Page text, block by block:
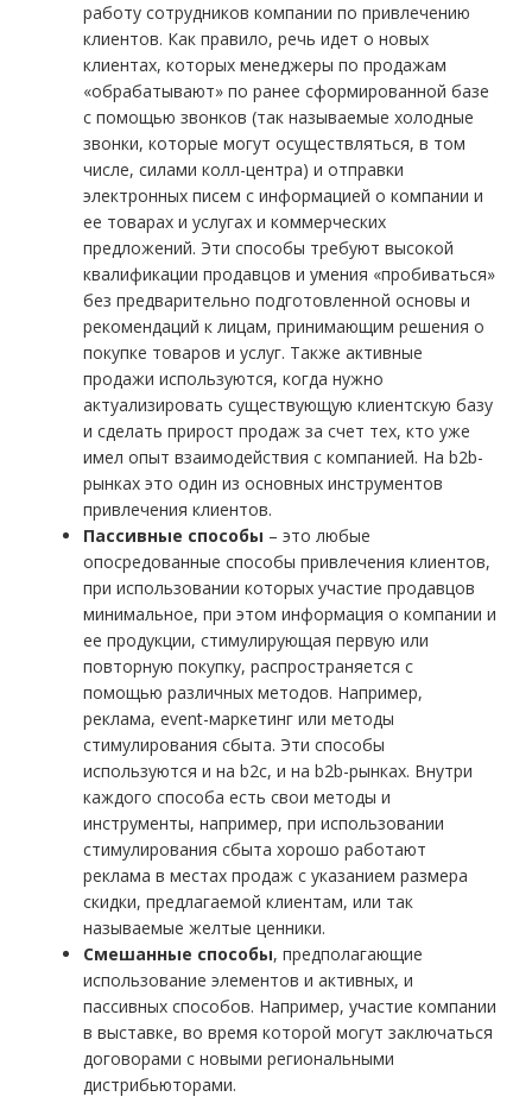
работу сотрудников компании по привлечению
клиентов. Как правило, речь идет о новых
клиентах, которых менеджеры по продажам
«обрабатывают» по ранее сформированной базе
с помощью звонков (так называемые холодные
звонки, которые могут осуществляться, в том
числе, силами колл-центра) и отправки
электронных писем с информацией о компании и
ее товарах и услугах и коммерческих
предложений. Эти способы требуют высокой
квалификации продавцов и умения «пробиваться»
без предварительно подготовленной основы и
рекомендаций к лицам, принимающим решения о
покупке товаров и услуг. Также активные
продажи используются, когда нужно
актуализировать существующую клиентскую базу
и сделать прирост продаж за счет тех, кто уже
имел опыт взаимодействия с компанией. На b2b-
рынках это один из основных инструментов
привлечения клиентов.
Пассивные способы – это любые
опосредованные способы привлечения клиентов,
при использовании которых участие продавцов
минимальное, при этом информация о компании и
ее продукции, стимулирующая первую или
повторную покупку, распространяется с
помощью различных методов. Например,
реклама, event-маркетинг или методы
стимулирования сбыта. Эти способы
используются и на b2c, и на b2b-рынках. Внутри
каждого способа есть свои методы и
инструменты, например, при использовании
стимулирования сбыта хорошо работают
реклама в местах продаж с указанием размера
скидки, предлагаемой клиентам, или так
называемые желтые ценники.
Смешанные способы, предполагающие
использование элементов и активных, и
пассивных способов. Например, участие компании
в выставке, во время которой могут заключаться
договорами с новыми региональными
дистрибьюторами.